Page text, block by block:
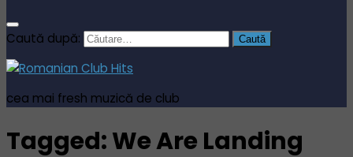
Caută după:
cea mai fresh muzică de club
Tagged:We Are Landing